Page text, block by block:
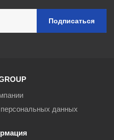
данных